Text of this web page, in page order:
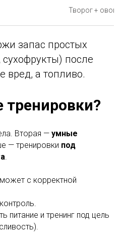
Творог + овощи
запас простых
после
вред, а топливо.
тренировки?
Вторая — умные
— тренировки под
.
с корректной
питание и тренинг под цель